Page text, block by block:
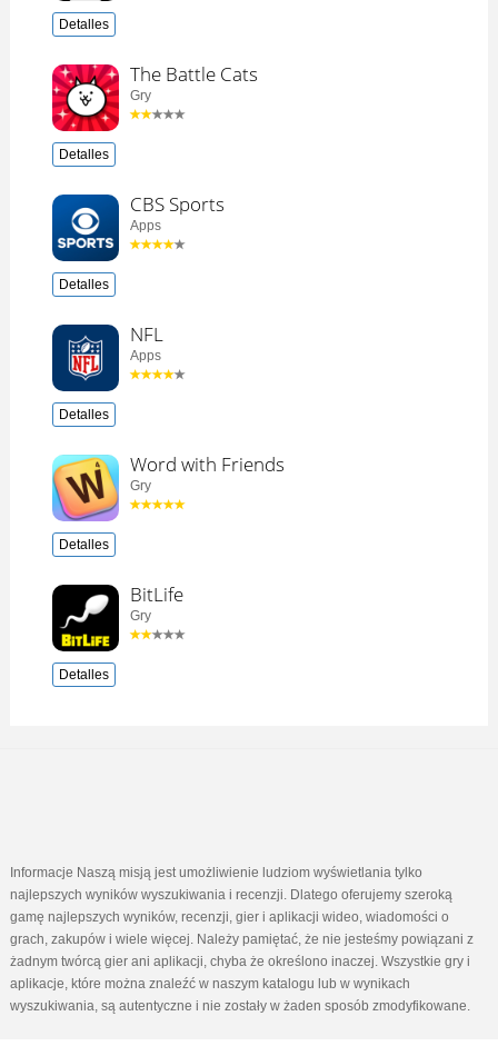
Detalles
The Battle Cats
Gry
Detalles
CBS Sports
Apps
Detalles
NFL
Apps
Detalles
Word with Friends
Gry
Detalles
BitLife
Gry
Detalles
Informacje Naszą misją jest umożliwienie ludziom wyświetlania tylko
najlepszych wyników wyszukiwania i recenzji. Dlatego oferujemy szeroką
gamę najlepszych wyników, recenzji, gier i aplikacji wideo, wiadomości o
grach, zakupów i wiele więcej. Należy pamiętać, że nie jesteśmy powiązani z
żadnym twórcą gier ani aplikacji, chyba że określono inaczej. Wszystkie gry i
aplikacje, które można znaleźć w naszym katalogu lub w wynikach
wyszukiwania, są autentyczne i nie zostały w żaden sposób zmodyfikowane.